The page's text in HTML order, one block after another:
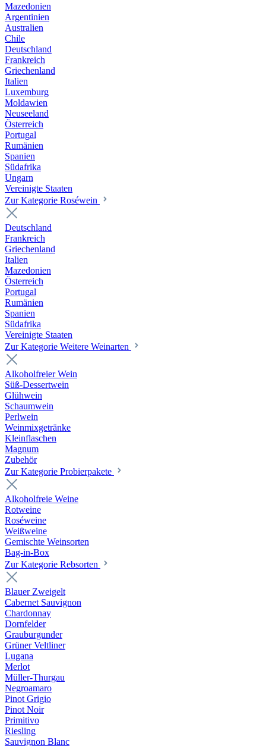
Mazedonien
Argentinien
Australien
Chile
Deutschland
Frankreich
Griechenland
Italien
Luxemburg
Moldawien
Neuseeland
Österreich
Portugal
Rumänien
Spanien
Südafrika
Ungarn
Vereinigte Staaten
Zur Kategorie Roséwein
Deutschland
Frankreich
Griechenland
Italien
Mazedonien
Österreich
Portugal
Rumänien
Spanien
Südafrika
Vereinigte Staaten
Zur Kategorie Weitere Weinarten
Alkoholfreier Wein
Süß-Dessertwein
Glühwein
Schaumwein
Perlwein
Weinmixgetränke
Kleinflaschen
Magnum
Zubehör
Zur Kategorie Probierpakete
Alkoholfreie Weine
Rotweine
Roséweine
Weißweine
Gemischte Weinsorten
Bag-in-Box
Zur Kategorie Rebsorten
Blauer Zweigelt
Cabernet Sauvignon
Chardonnay
Dornfelder
Grauburgunder
Grüner Veltliner
Lugana
Merlot
Müller-Thurgau
Negroamaro
Pinot Grigio
Pinot Noir
Primitivo
Riesling
Sauvignon Blanc